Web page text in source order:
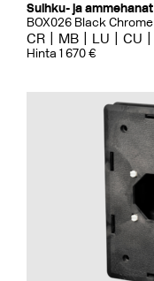
Suihku- ja ammehanat
BOX026 Black Chrome
CR MB LU CU
Hinta 1 670 €